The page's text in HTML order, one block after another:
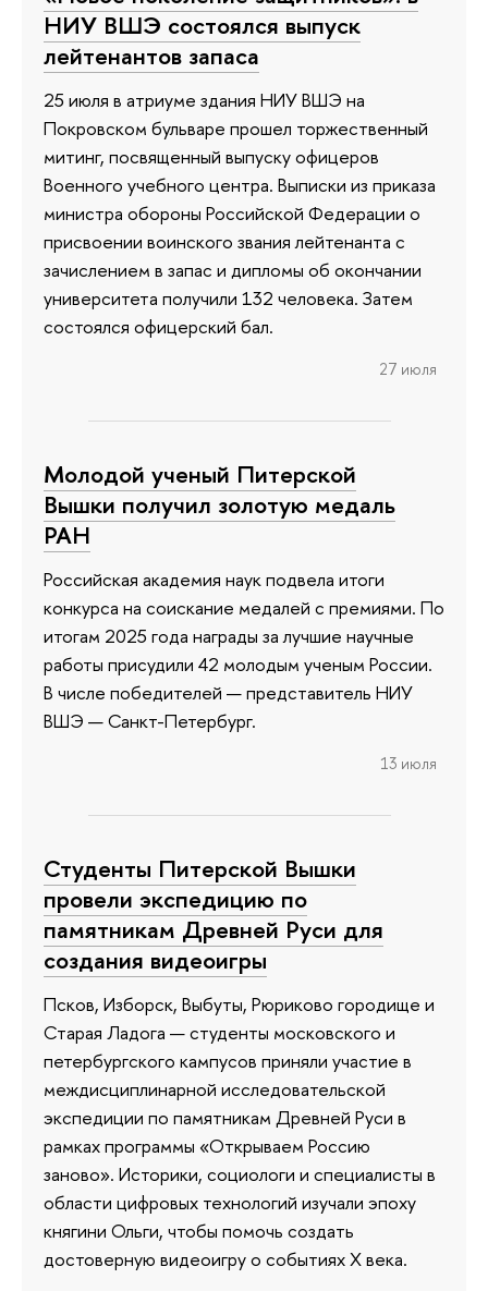
НИУ ВШЭ состоялся выпуск
лейтенантов запаса
25 июля в атриуме здания НИУ ВШЭ на
Покровском бульваре прошел торжественный
митинг, посвященный выпуску офицеров
Военного учебного центра. Выписки из приказа
министра обороны Российской Федерации о
присвоении воинского звания лейтенанта с
зачислением в запас и дипломы об окончании
университета получили 132 человека. Затем
состоялся офицерский бал.
27 июля
Молодой ученый Питерской
Вышки получил золотую медаль
РАН
Российская академия наук подвела итоги
конкурса на соискание медалей с премиями. По
итогам 2025 года награды за лучшие научные
работы присудили 42 молодым ученым России.
В числе победителей — представитель НИУ
ВШЭ — Санкт-Петербург.
13 июля
Студенты Питерской Вышки
провели экспедицию по
памятникам Древней Руси для
создания видеоигры
Псков, Изборск, Выбуты, Рюриково городище и
Старая Ладога — студенты московского и
петербургского кампусов приняли участие в
междисциплинарной исследовательской
экспедиции по памятникам Древней Руси в
рамках программы «Открываем Россию
заново». Историки, социологи и специалисты в
области цифровых технологий изучали эпоху
княгини Ольги, чтобы помочь создать
достоверную видеоигру о событиях X века.